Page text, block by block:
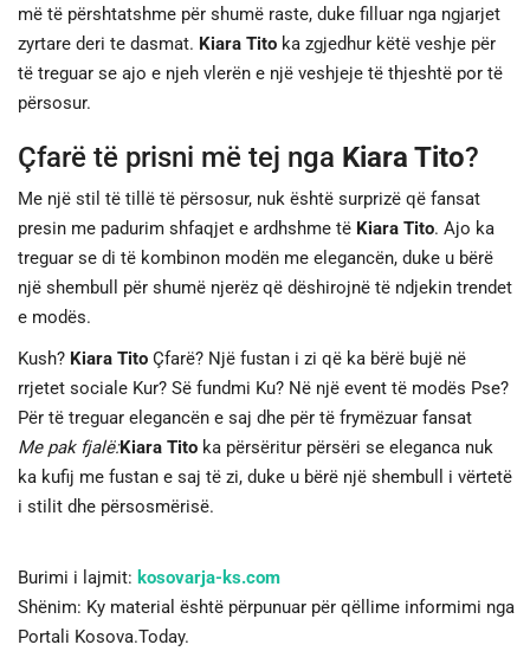
më të përshtatshme për shumë raste, duke filluar nga ngjarjet
zyrtare deri te dasmat. Kiara Tito ka zgjedhur këtë veshje për
të treguar se ajo e njeh vlerën e një veshjeje të thjeshtë por të
përsosur.
Çfarë të prisni më tej nga Kiara Tito?
Me një stil të tillë të përsosur, nuk është surprizë që fansat
presin me padurim shfaqjet e ardhshme të Kiara Tito. Ajo ka
treguar se di të kombinon modën me elegancën, duke u bërë
një shembull për shumë njerëz që dëshirojnë të ndjekin trendet
e modës.
Kush? Kiara Tito Çfarë? Një fustan i zi që ka bërë bujë në
rrjetet sociale Kur? Së fundmi Ku? Në një event të modës Pse?
Për të treguar elegancën e saj dhe për të frymëzuar fansat
Me pak fjalë:Kiara Tito ka përsëritur përsëri se eleganca nuk
ka kufij me fustan e saj të zi, duke u bërë një shembull i vërtetë
i stilit dhe përsosmërisë.
Burimi i lajmit: kosovarja-ks.com
Shënim: Ky material është përpunuar për qëllime informimi nga
Portali Kosova.Today.